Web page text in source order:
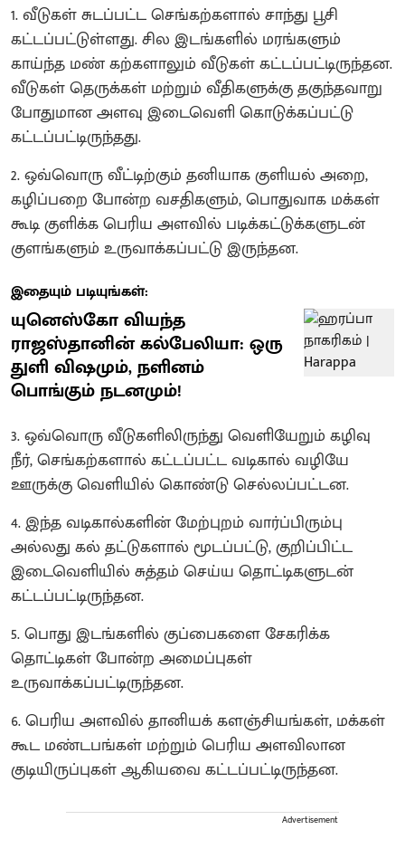
1. வீடுகள் சுடப்பட்ட செங்கற்களால் சாந்து பூசி
கட்டப்பட்டுள்ளது. சில இடங்களில் மரங்களும்
காய்ந்த மண் கற்களாலும் வீடுகள் கட்டப்பட்டிருந்தன.
வீடுகள் தெருக்கள் மற்றும் வீதிகளுக்கு தகுந்தவாறு
போதுமான அளவு இடைவெளி கொடுக்கப்பட்டு
கட்டப்பட்டிருந்தது.
2. ஒவ்வொரு வீட்டிற்கும் தனியாக குளியல் அறை,
கழிப்பறை போன்ற வசதிகளும், பொதுவாக மக்கள்
கூடி குளிக்க பெரிய அளவில் படிக்கட்டுக்களுடன்
குளங்களும் உருவாக்கப்பட்டு இருந்தன.
இதையும் படியுங்கள்:
யுனெஸ்கோ வியந்த
ராஜஸ்தானின் கல்பேலியா: ஒரு
துளி விஷமும், நளினம்
பொங்கும் நடனமும்!
3. ஒவ்வொரு வீடுகளிலிருந்து வெளியேறும் கழிவு
நீர், செங்கற்களால் கட்டப்பட்ட வடிகால் வழியே
ஊருக்கு வெளியில் கொண்டு செல்லப்பட்டன.
4. இந்த வடிகால்களின் மேற்புறம் வார்ப்பிரும்பு
அல்லது கல் தட்டுகளால் மூடப்பட்டு, குறிப்பிட்ட
இடைவெளியில் சுத்தம் செய்ய தொட்டிகளுடன்
கட்டப்பட்டிருந்தன.
5. பொது இடங்களில் குப்பைகளை சேகரிக்க
தொட்டிகள் போன்ற அமைப்புகள்
உருவாக்கப்பட்டிருந்தன.
6. பெரிய அளவில் தானியக் களஞ்சியங்கள், மக்கள்
கூட மண்டபங்கள் மற்றும் பெரிய அளவிலான
குடியிருப்புகள் ஆகியவை கட்டப்பட்டிருந்தன.
Advertisement